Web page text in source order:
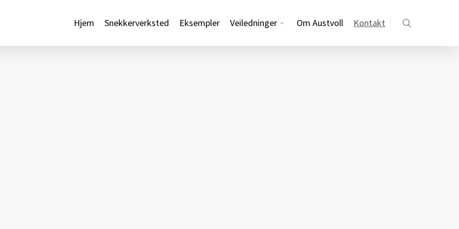
Hjem Snekkerverksted Eksempler Veiledninger Om Austvoll Kontakt